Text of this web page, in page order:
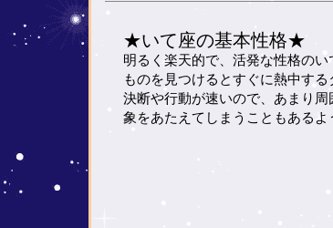
★いて座の基本性格★
明るく楽天的で、活発な性格の
ものを見つけるとすぐに熱中する
決断や行動が速いので、あまり
象をあたえてしまうこともあるよ